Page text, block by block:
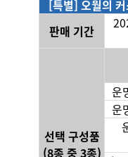
[특별] 오월의
판매 기간
선택 구성품
(8종 중 3종)
운
운